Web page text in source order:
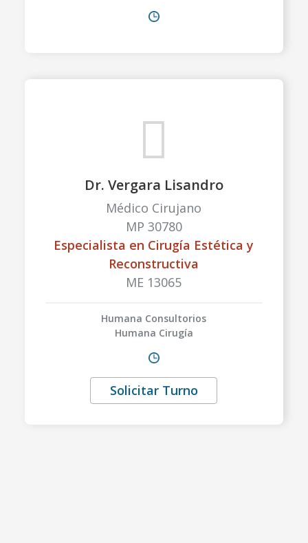
Dr. Vergara Lisandro
Médico Cirujano
MP 30780
Especialista en Cirugía Estética y
Reconstructiva
ME 13065
Humana Consultorios
Humana Cirugía
Solicitar Turno